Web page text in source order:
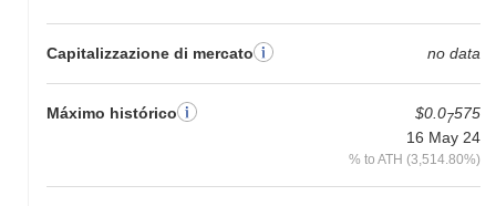
Capitalizzazione di mercato no data
Máximo histórico $0.07575
16 May 24
% to ATH (3,514.80%)